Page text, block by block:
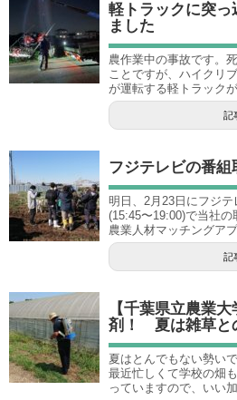
軽トラックに突
ました
農作業中の事故です。
ことですが、ハイクリ
が運転する軽トラック
記
フジテレビの番
明日、2月23日にフジテ
(15:45〜19:00)で当社の
農業人材マッチングア
記
【千葉県立農業
剤！ 夏は雑草と
夏はとんでもない勢い
最近忙しくて学校の畑
っていますので、いい